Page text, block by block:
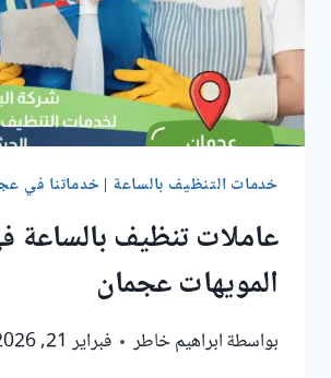
خدمات التنظيف بالساعة |خدماتنا في
عاملات تنظيف بالساعة
المويهات عجمان
بواسطةابراهيم خاطر فبراير 21, 2026